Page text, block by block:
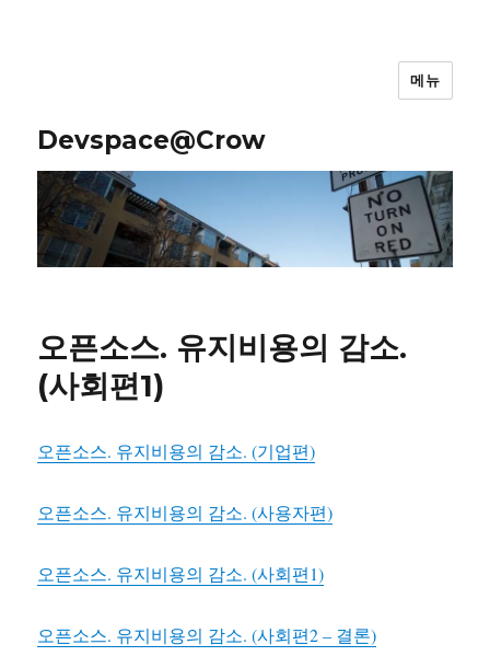
Devspace@Crow
메뉴
오픈소스. 유지비용의 감소.
(사회편1)
오픈소스. 유지비용의 감소. (기업편)
오픈소스. 유지비용의 감소. (사용자편)
오픈소스. 유지비용의 감소. (사회편1)
오픈소스. 유지비용의 감소. (사회편2 – 결론)